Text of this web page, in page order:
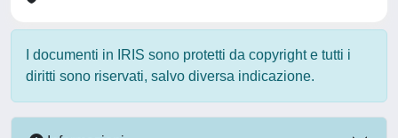
I documenti in IRIS sono protetti da copyright e tutti i
diritti sono riservati, salvo diversa indicazione.